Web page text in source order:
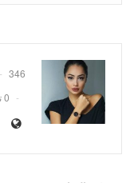
346 المشاركات
0 تعليقات